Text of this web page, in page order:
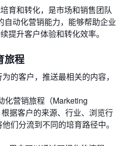
育和转化，是市场和销售团队
自动化营销能力，能够帮助企业
提升客户体验和转化效率。
旅程
的客户，推送最相关的内容，
化营销旅程（Marketing
据客户的来源、行业、浏览行
们分流到不同的培育路径中。